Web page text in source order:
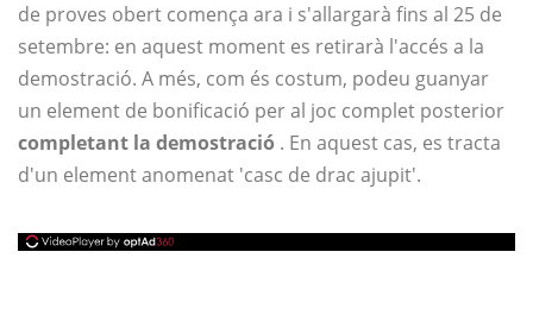
de proves obert comença ara i s'allargarà fins al 25 de
setembre: en aquest moment es retirarà l'accés a la
demostració. A més, com és costum, podeu guanyar
un element de bonificació per al joc complet posterior
completant la demostració . En aquest cas, es tracta
d'un element anomenat 'casc de drac ajupit'.